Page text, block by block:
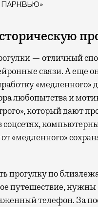
ПАРКВЬЮ»
— отличный
связи. А еще
«медленного»
любопытства и
который дают
соцсетях,
«медленного»
прогулку по
путешествие, нужны
телефон. За